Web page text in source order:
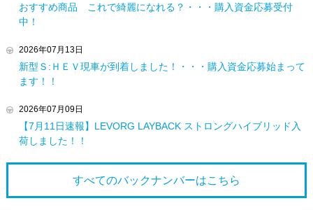
おすすめ商品 これで綺麗になれる？・・・購入資金応募受付
中！
2026年07月13日
新型Ｓ:ＨＥＶ現車が到着しました！・・・購入資金応募始まって
ます！！
2026年07月09日
【7月11日速報】LEVORG LAYBACK ストロングハイブリッド入
荷しました！！
すべてのバックナンバーはこちら